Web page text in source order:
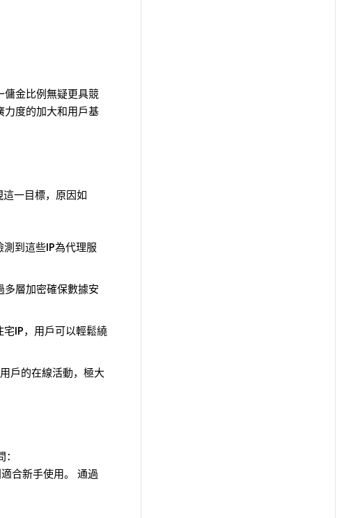
傭金比例無疑更具競
力度的加大和用戶基
一目標，原因如
到這些IP為代理服
層加密確保數據安
IP，用戶可以輕鬆繞
戶的在線活動，極大
新手使用。 通過